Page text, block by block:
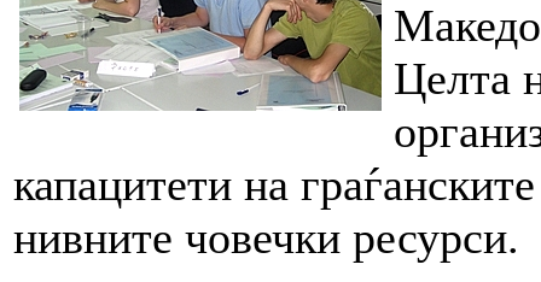
Целта
капацитети на
нивните човечки ресурси.